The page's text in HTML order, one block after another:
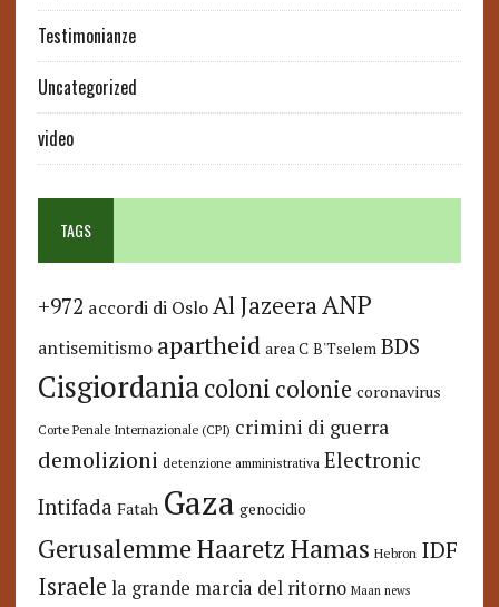
Testimonianze
Uncategorized
video
TAGS
+972 accordi di Oslo Al JazeeraANP
antisemitismo apartheid area C B'Tselem BDS
Cisgiordaniacoloni colonie coronavirus
Corte Penale Internazionale (CPI) crimini di guerra
demolizioni detenzione amministrativa Electronic
Intifada Fatah Gaza genocidio
GerusalemmeHaaretzHamas Hebron IDF
Israele la grande marcia del ritorno Maan news